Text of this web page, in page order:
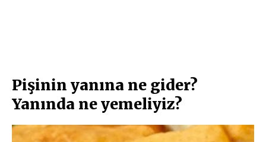
Pişinin yanına ne gider?
Yanında ne yemeliyiz?